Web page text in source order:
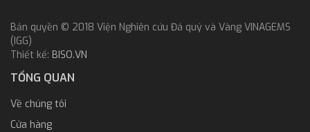
Bản quyền © 2018 Viện Nghiên cứu Đá quý và Vàng VINAGEMS
(IGG)
Thiết kế: BISO.VN
TỔNG QUAN
Về chúng tôi
Cửa hàng